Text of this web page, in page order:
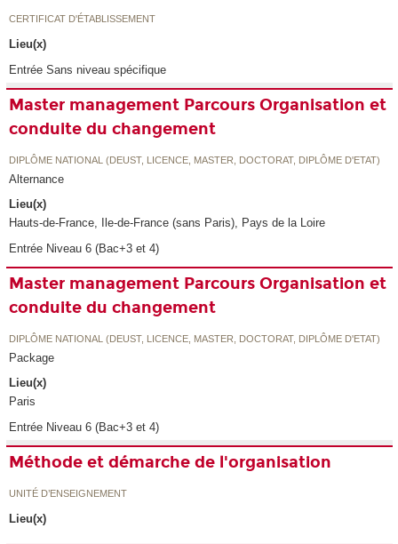
CERTIFICAT D'ÉTABLISSEMENT
Lieu(x)
Entrée Sans niveau spécifique
Master management Parcours Organisation et
conduite du changement
DIPLÔME NATIONAL (DEUST, LICENCE, MASTER, DOCTORAT, DIPLÔME D'ETAT)
Alternance
Lieu(x)
Hauts-de-France, Ile-de-France (sans Paris), Pays de la Loire
Entrée Niveau 6 (Bac+3 et 4)
Master management Parcours Organisation et
conduite du changement
DIPLÔME NATIONAL (DEUST, LICENCE, MASTER, DOCTORAT, DIPLÔME D'ETAT)
Package
Lieu(x)
Paris
Entrée Niveau 6 (Bac+3 et 4)
Méthode et démarche de l'organisation
UNITÉ D’ENSEIGNEMENT
Lieu(x)